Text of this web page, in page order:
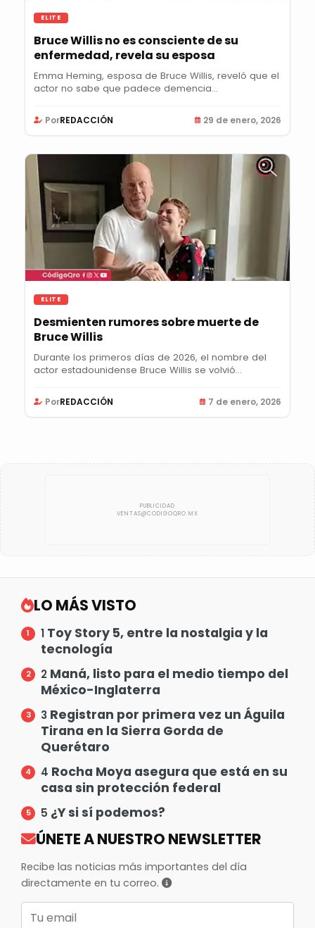
ELITE
Bruce Willis no es consciente de su
enfermedad, revela su esposa
Emma Heming, esposa de Bruce Willis, reveló que el
actor no sabe que padece demencia...
PorREDACCIÓN 29 de enero, 2026
ELITE
Desmienten rumores sobre muerte de
Bruce Willis
Durante los primeros días de 2026, el nombre del
actor estadounidense Bruce Willis se volvió...
PorREDACCIÓN 7 de enero, 2026
LO MÁS VISTO
1 Toy Story 5, entre la nostalgia y la
tecnología
2 Maná, listo para el medio tiempo del
México-Inglaterra
3 Registran por primera vez un Águila
Tirana en la Sierra Gorda de
Querétaro
4 Rocha Moya asegura que está en su
casa sin protección federal
5 ¿Y si sí podemos?
ÚNETE A NUESTRO NEWSLETTER
Recibe las noticias más importantes del día
directamente en tu correo.